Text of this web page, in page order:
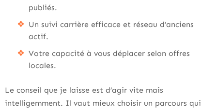
publiés.
Un suivi carrière efficace et réseau d’anciens
actif.
Votre capacité à vous déplacer selon offres
locales.
Le conseil que je laisse est d’agir vite mais
intelligemment. Il vaut mieux choisir un parcours qui